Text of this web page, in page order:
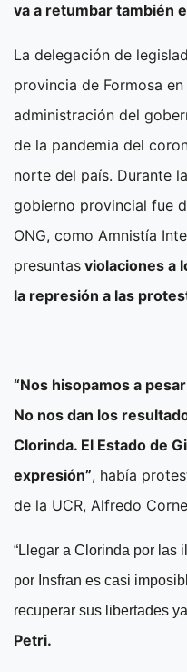
va a retumbar también
La delegación de
provincia de Formosa
administración del
de la pandemia del
norte del país. Durante
gobierno provincial fue
ONG, como Amnistía
presuntas violaciones a
la represión a las
“Nos hisopamos a
No nos dan los
Clorinda. El Estado de
expresión”, había
de la UCR, Alfredo
“Llegar a Clorinda por las
por Insfran es casi
recuperar sus libertades
Petri.